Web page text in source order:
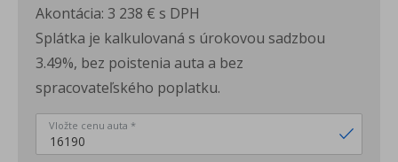
Akontácia: 3 238 € s DPH
Splátka je kalkulovaná s úrokovou sadzbou
3.49%, bez poistenia auta a bez
spracovateľského poplatku.
Vložte cenu auta *